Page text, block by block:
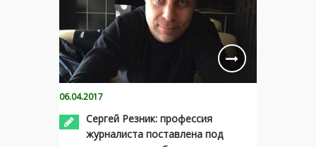
06.04.2017
Сергей Резник: профессия
журналиста поставлена под